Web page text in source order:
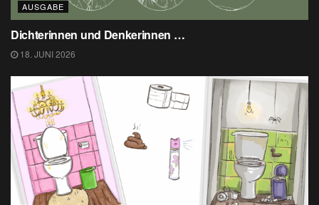
AUSGABE
Dichterinnen und Denkerinnen …
18. JUNI 2026